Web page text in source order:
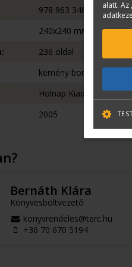
978 963 346 900 2
240x240 mm
236 oldal
kemény borítású
Holnap Kiadó
2005
Bernáth Klára
Könyvesboltvezető
konyvrendeles@terc.hu
+36 70 670 5194
alatt. Az